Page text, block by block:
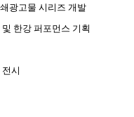
광고물 시리즈 개발
한강 퍼포먼스 기획
시